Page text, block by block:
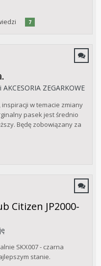
7
AKCESORIA ZEGARKOWE
w temacie zmiany
pasek jest średnio
Będę zobowiązany za
Citizen JP2000-
SKX007 - czarna
stanie.